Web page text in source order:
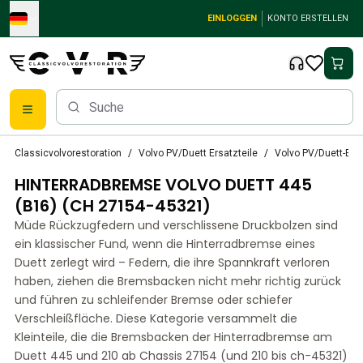
Skip to main content
EINLOGGEN KONTO ERSTELLEN
Volvo PV/Duett Ersatzteile
Volvo PV/Duett-Bremsanlage
Volvo PV/Duett Kraftstoff-/Auspuffanlage
Volvo PV/Duett Elektrische Ausrüstung
Volvo PV/Duett Vorderradaufhängung
Volvo PV/Duett InnenausstattungsErsatzteile
PV/Duett Karosserie
Volvo PV/Duett Getriebe/Hinterradaufhängung
Volvo PV/Duett Kühlsystem
Volvo PV/Duett-MotorenErsatzteile
Classicvolvorestoration Volvo PV/Duett Ersatzteile Volvo PV/Duett-
HINTERRADBREMSE VOLVO DUETT 445
(B16) (CH 27154-45321)
Müde Rückzugfedern und verschlissene Druckbolzen sind
ein klassischer Fund, wenn die Hinterradbremse eines
Duett zerlegt wird – Federn, die ihre Spannkraft verloren
haben, ziehen die Bremsbacken nicht mehr richtig zurück
und führen zu schleifender Bremse oder schiefer
Verschleißfläche. Diese Kategorie versammelt die
Kleinteile, die die Bremsbacken der Hinterradbremse am
Duett 445 und 210 ab Chassis 27154 (und 210 bis ch-45321)